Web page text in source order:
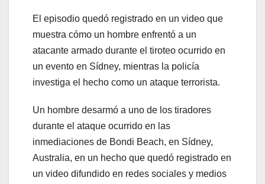
El episodio quedó registrado en un video que
muestra cómo un hombre enfrentó a un
atacante armado durante el tiroteo ocurrido en
un evento en Sídney, mientras la policía
investiga el hecho como un ataque terrorista.
Un hombre desarmó a uno de los tiradores
durante el ataque ocurrido en las
inmediaciones de Bondi Beach, en Sídney,
Australia, en un hecho que quedó registrado en
un video difundido en redes sociales y medios